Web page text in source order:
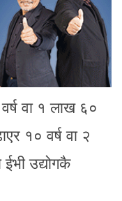
वा १ लाख ६०
१० वर्ष वा २
उद्योगकै